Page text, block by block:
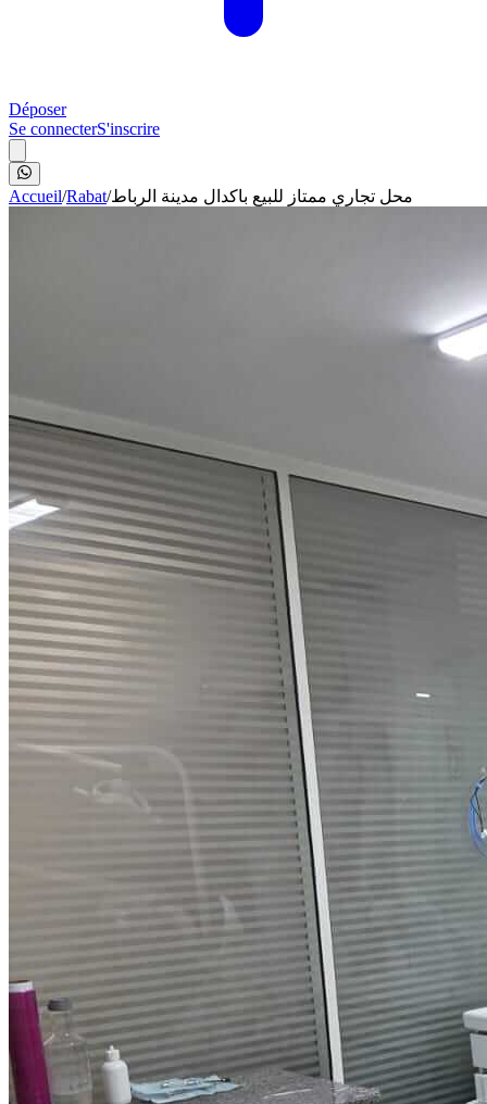
Déposer
Se connecterS'inscrire
Accueil/Rabat/محل تجاري ممتاز للبيع باكدال مدينة الرباط